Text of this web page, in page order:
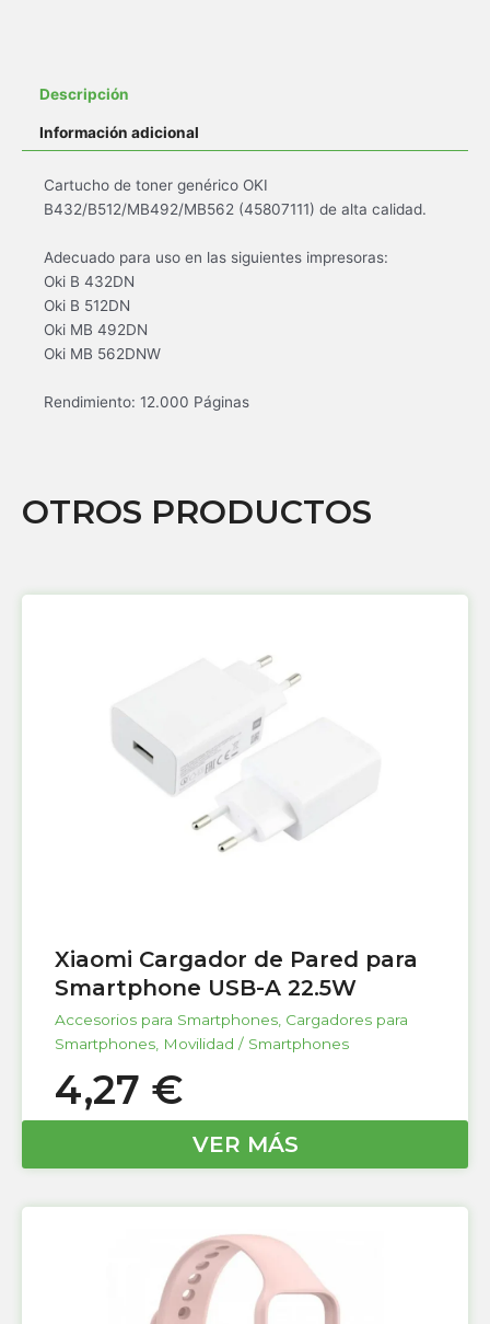
Descripción
Información adicional
Cartucho de toner genérico OKI
B432/B512/MB492/MB562 (45807111) de alta calidad.
Adecuado para uso en las siguientes impresoras:
Oki B 432DN
Oki B 512DN
Oki MB 492DN
Oki MB 562DNW
Rendimiento: 12.000 Páginas
OTROS PRODUCTOS
Xiaomi Cargador de Pared para
Smartphone USB-A 22.5W
Accesorios para Smartphones Cargadores para
Smartphones Movilidad / Smartphones
4,27 €
VER MÁS